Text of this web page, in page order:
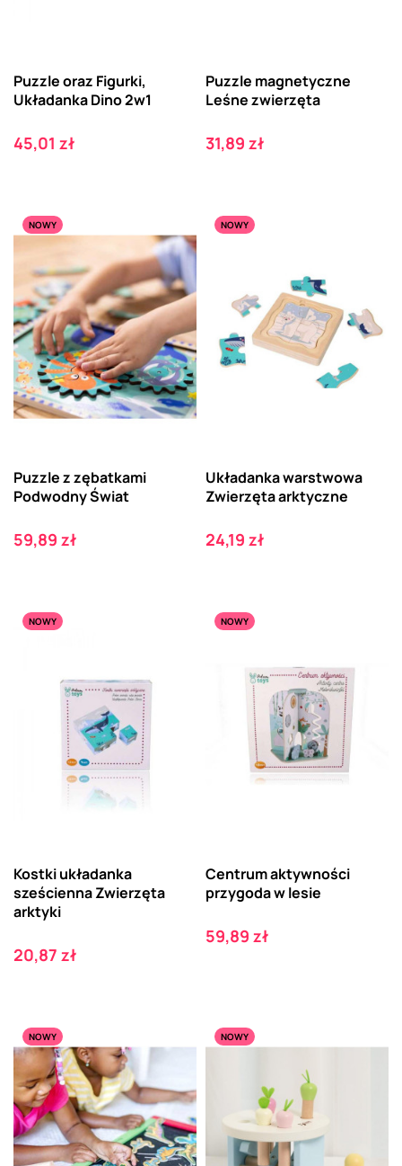
Puzzle oraz Figurki,
Układanka Dino 2w1
Cena
45,01 zł
Puzzle magnetyczne
Leśne zwierzęta
Cena
31,89 zł
NOWY
Puzzle z zębatkami
Podwodny Świat
Cena
59,89 zł
NOWY
Układanka warstwowa
Zwierzęta arktyczne
Cena
24,19 zł
NOWY
Kostki układanka
sześcienna Zwierzęta
arktyki
Cena
20,87 zł
NOWY
Centrum aktywności
przygoda w lesie
Cena
59,89 zł
NOWY NOWY